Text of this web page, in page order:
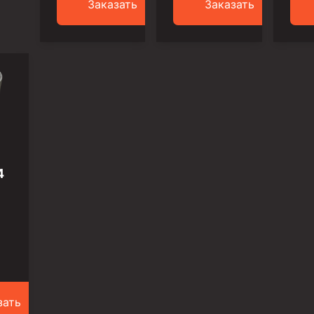
Заказать Заказать